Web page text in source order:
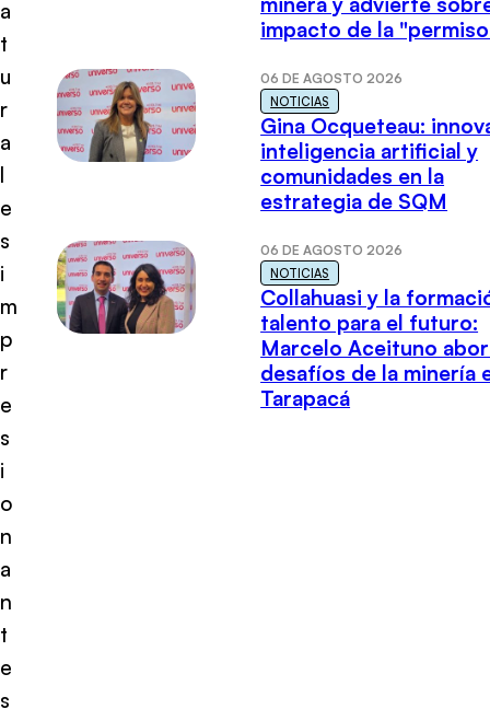
a
t
u
r
a
l
e
s
i
m
p
r
e
s
i
o
n
a
n
t
e
s
impacto de la
06 DE AGOSTO 2026
NOTICIAS
Gina Ocqueteau:
inteligencia artificial y
comunidades en la
estrategia de SQM
06 DE AGOSTO 2026
NOTICIAS
Collahuasi y la
talento para el futuro:
Marcelo Aceituno
desafíos de la minería
Tarapacá